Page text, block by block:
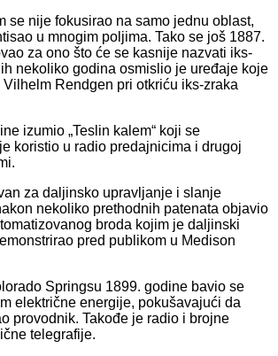
se nije fokusirao na samo jednu oblast,
u mnogim poljima. Tako se još 1887.
za ono što će se kasnije nazvati iks-
nekoliko godina osmislio je uređaje koje
Rendgen pri otkriću iks-zraka
izumio „Teslin kalem“ koji se
koristio u radio predajnicima i drugoj
za daljinsko upravljanje i slanje
nekoliko prethodnih patenata objavio
broda kojim je daljinski
pred publikom u Medison
Springsu 1899. godine bavio se
električne energije, pokušavajući da
provodnik. Takođe je radio i brojne
telegrafije.